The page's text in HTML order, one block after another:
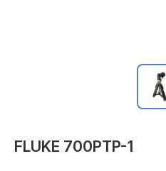
FLUKE 700PTP-1